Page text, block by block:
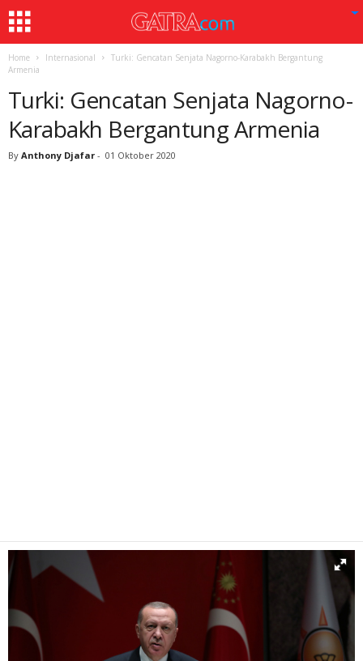
Home Internasional
Turki: Gencatan Senjata Nagorno-Karabakh Bergantung
Armenia
Turki: Gencatan Senjata Nagorno-
Karabakh Bergantung Armenia
By Anthony Djafar - 01 Oktober 2020